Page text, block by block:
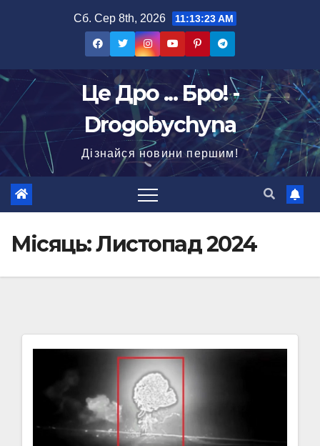
Сб. Сер 8th, 2026 11:13:25 AM
Це Дро ... Бро! -
Drogobychyna
Дізнайся новини першим!
Місяць:Листопад 2024